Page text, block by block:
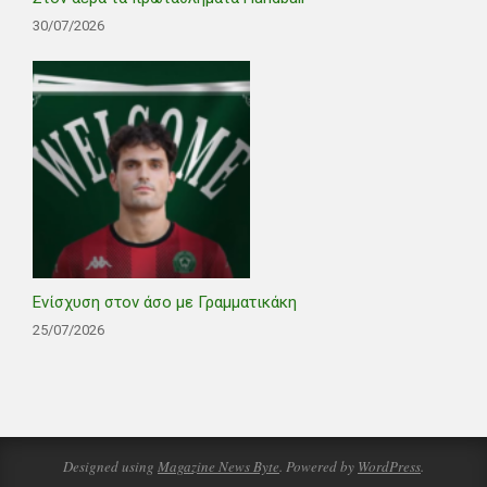
30/07/2026
Ενίσχυση στον άσο με Γραμματικάκη
25/07/2026
Designed using Magazine News Byte. Powered by WordPress.